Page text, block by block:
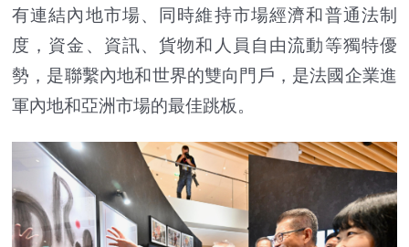
有連結內地市場、同時維持市場經濟和普通法制
度，資金、資訊、貨物和人員自由流動等獨特優
勢，是聯繫內地和世界的雙向門戶，是法國企業進
軍內地和亞洲市場的最佳跳板。